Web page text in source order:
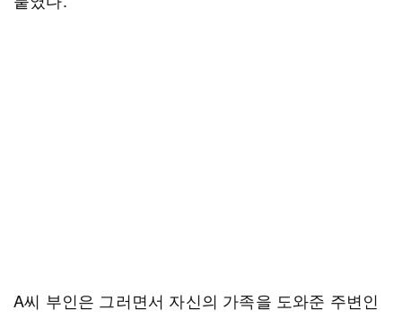
A씨 부인은 그러면서 자신의 가족을 도와준 주변인